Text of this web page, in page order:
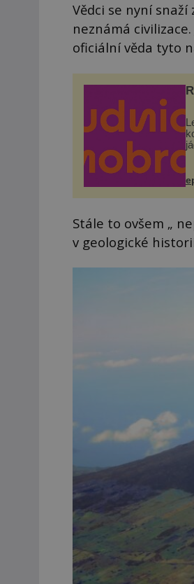
Vědci se nyní
neznámá
oficiální věda tyto
Stále to ovšem „
v geologické